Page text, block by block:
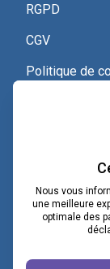
RGPD
CGV
Politique de
Voir le
La page
Nous vous
une meilleure
optimale des